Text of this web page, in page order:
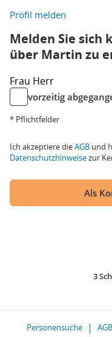
Profil melden
Melden Sie sich
über Martin zu
Frau Herr
vorzeitig
* Pflichtfelder
Ich akzeptiere dieAGB und
Datenschutzhinweisezur
Als
3
Personensuche AGB